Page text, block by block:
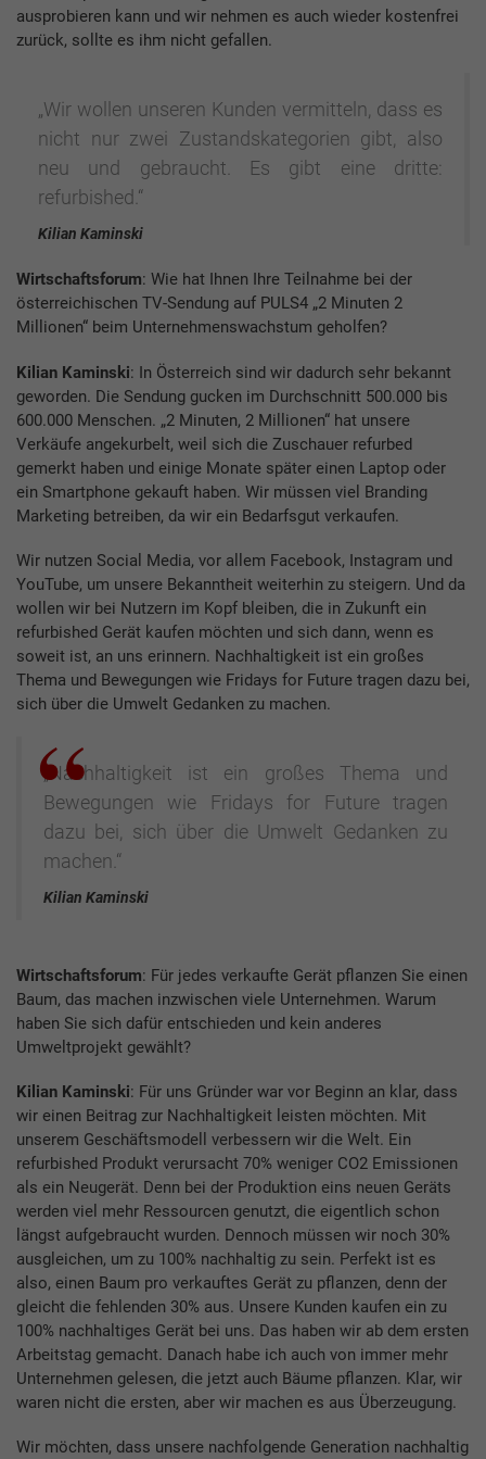
ausprobieren kann und wir nehmen es auch wieder kostenfrei
zurück, sollte es ihm nicht gefallen.
„Wir wollen unseren Kunden vermitteln, dass es
nicht nur zwei Zustandskategorien gibt, also
neu und gebraucht. Es gibt eine dritte:
refurbished.“
Kilian Kaminski
Wirtschaftsforum: Wie hat Ihnen Ihre Teilnahme bei der
österreichischen TV-Sendung auf PULS4 „2 Minuten 2
Millionen“ beim Unternehmenswachstum geholfen?
Kilian Kaminski: In Österreich sind wir dadurch sehr bekannt
geworden. Die Sendung gucken im Durchschnitt 500.000 bis
600.000 Menschen. „2 Minuten, 2 Millionen“ hat unsere
Verkäufe angekurbelt, weil sich die Zuschauer refurbed
gemerkt haben und einige Monate später einen Laptop oder
ein Smartphone gekauft haben. Wir müssen viel Branding
Marketing betreiben, da wir ein Bedarfsgut verkaufen.
Wir nutzen Social Media, vor allem Facebook, Instagram und
YouTube, um unsere Bekanntheit weiterhin zu steigern. Und da
wollen wir bei Nutzern im Kopf bleiben, die in Zukunft ein
refurbished Gerät kaufen möchten und sich dann, wenn es
soweit ist, an uns erinnern. Nachhaltigkeit ist ein großes
Thema und Bewegungen wie Fridays for Future tragen dazu bei,
sich über die Umwelt Gedanken zu machen.
„Nachhaltigkeit ist ein großes Thema und
Bewegungen wie Fridays for Future tragen
dazu bei, sich über die Umwelt Gedanken zu
machen.“
Kilian Kaminski
Wirtschaftsforum: Für jedes verkaufte Gerät pflanzen Sie einen
Baum, das machen inzwischen viele Unternehmen. Warum
haben Sie sich dafür entschieden und kein anderes
Umweltprojekt gewählt?
Kilian Kaminski: Für uns Gründer war vor Beginn an klar, dass
wir einen Beitrag zur Nachhaltigkeit leisten möchten. Mit
unserem Geschäftsmodell verbessern wir die Welt. Ein
refurbished Produkt verursacht 70% weniger CO2 Emissionen
als ein Neugerät. Denn bei der Produktion eins neuen Geräts
werden viel mehr Ressourcen genutzt, die eigentlich schon
längst aufgebraucht wurden. Dennoch müssen wir noch 30%
ausgleichen, um zu 100% nachhaltig zu sein. Perfekt ist es
also, einen Baum pro verkauftes Gerät zu pflanzen, denn der
gleicht die fehlenden 30% aus. Unsere Kunden kaufen ein zu
100% nachhaltiges Gerät bei uns. Das haben wir ab dem ersten
Arbeitstag gemacht. Danach habe ich auch von immer mehr
Unternehmen gelesen, die jetzt auch Bäume pflanzen. Klar, wir
waren nicht die ersten, aber wir machen es aus Überzeugung.
Wir möchten, dass unsere nachfolgende Generation nachhaltig